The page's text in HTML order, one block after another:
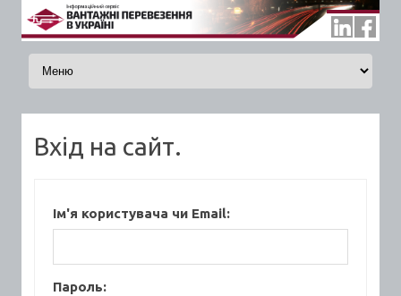
Skip to content
Вхід на сайт.
Ім'я користувача чи Email:
Пароль: